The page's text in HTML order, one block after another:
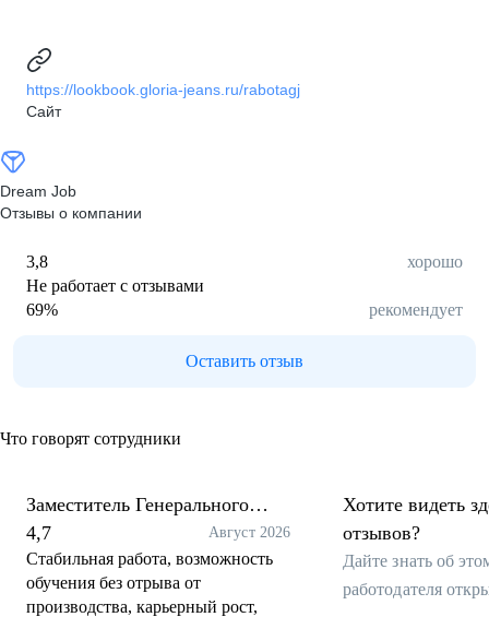
https://lookbook.gloria-jeans.ru/rabotagj
Сайт
Dream Job
Отзывы о компании
3,8
хорошо
Не работает с отзывами
69% рекомендует
Оставить отзыв
Что говорят сотрудники
Заместитель Генерального
директора по швейному
производству
4,7 Август 2026
Стабильная работа, возможность
обучения без отрыва от
производства, карьерный рост,
Хотите видеть
отзывов?
Дайте знать об
работодателя